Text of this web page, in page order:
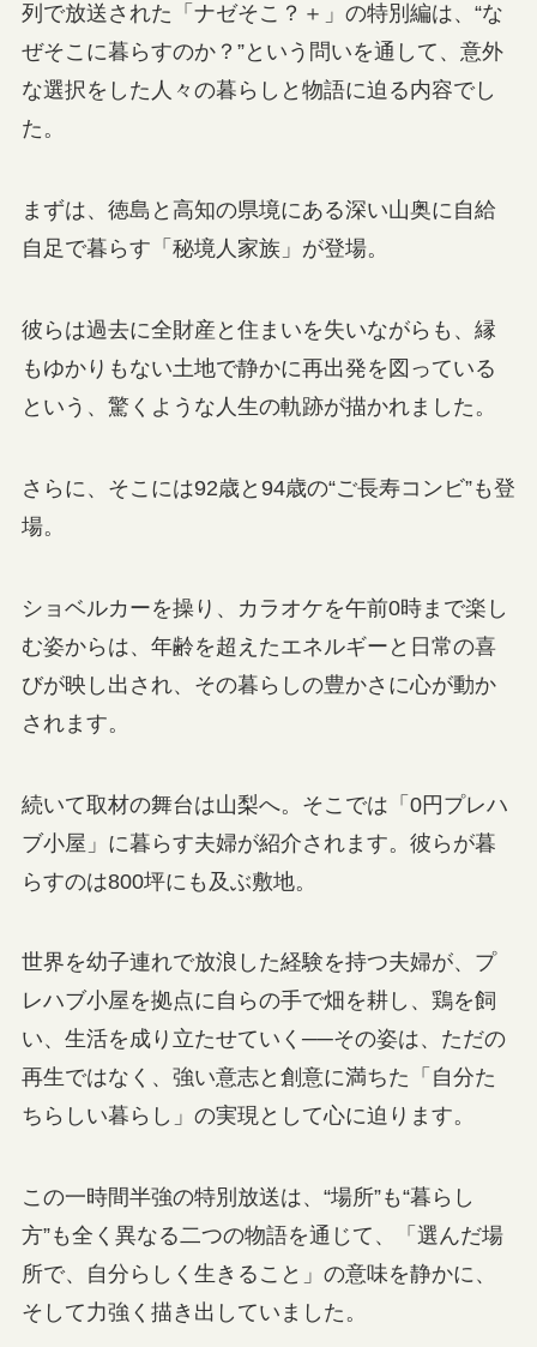
列で放送された「ナゼそこ？＋」の特別編は、“な
ぜそこに暮らすのか？”という問いを通して、意外
な選択をした人々の暮らしと物語に迫る内容でし
た。
まずは、徳島と高知の県境にある深い山奥に自給
自足で暮らす「秘境人家族」が登場。
彼らは過去に全財産と住まいを失いながらも、縁
もゆかりもない土地で静かに再出発を図っている
という、驚くような人生の軌跡が描かれました。
さらに、そこには92歳と94歳の“ご長寿コンビ”も登
場。
ショベルカーを操り、カラオケを午前0時まで楽し
む姿からは、年齢を超えたエネルギーと日常の喜
びが映し出され、その暮らしの豊かさに心が動か
されます。
続いて取材の舞台は山梨へ。そこでは「0円プレハ
ブ小屋」に暮らす夫婦が紹介されます。彼らが暮
らすのは800坪にも及ぶ敷地。
世界を幼子連れで放浪した経験を持つ夫婦が、プ
レハブ小屋を拠点に自らの手で畑を耕し、鶏を飼
い、生活を成り立たせていく──その姿は、ただの
再生ではなく、強い意志と創意に満ちた「自分た
ちらしい暮らし」の実現として心に迫ります。
この一時間半強の特別放送は、“場所”も“暮らし
方”も全く異なる二つの物語を通じて、「選んだ場
所で、自分らしく生きること」の意味を静かに、
そして力強く描き出していました。